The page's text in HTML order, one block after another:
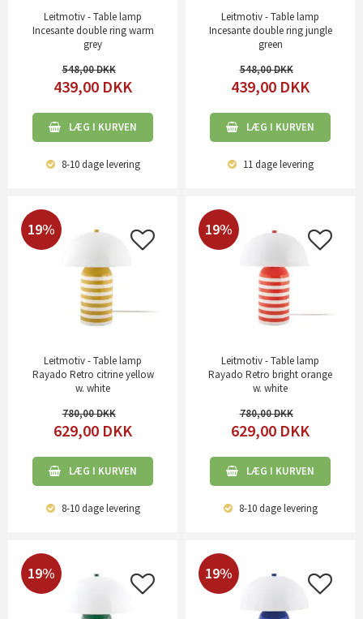
Leitmotiv - Table lamp
Incesante double ring warm
grey
548,00
439,00 DKK
LÆG I KURVEN
8-10 dagelevering
Leitmotiv - Table lamp
Incesante double ring jungle
green
548,00
439,00 DKK
LÆG I KURVEN
11 dagelevering
19%
Leitmotiv - Table lamp
Rayado Retro citrine yellow
w. white
780,00
629,00 DKK
LÆG I KURVEN
8-10 dagelevering
19%
Leitmotiv - Table lamp
Rayado Retro bright orange
w. white
780,00
629,00 DKK
LÆG I KURVEN
8-10 dagelevering
19% 19%